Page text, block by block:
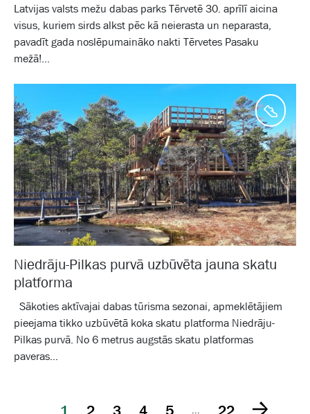
Latvijas valsts mežu dabas parks Tērvetē 30. aprīlī aicina
visus, kuriem sirds alkst pēc kā neierasta un neparasta,
pavadīt gada noslēpumaināko nakti Tērvetes Pasaku
mežā!...
Niedrāju-Pilkas purvā uzbūvēta jauna skatu
platforma
Sākoties aktīvajai dabas tūrisma sezonai, apmeklētājiem
pieejama tikko uzbūvētā koka skatu platforma Niedrāju-
Pilkas purvā. No 6 metrus augstās skatu platformas
paveras...